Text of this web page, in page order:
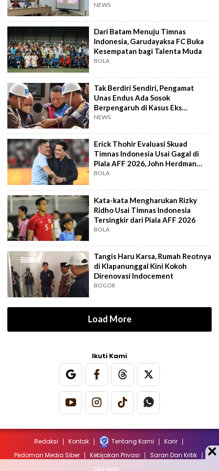
NEWS
Dari Batam Menuju Timnas
Indonesia, Garudayaksa FC Buka
Kesempatan bagi Talenta Muda
BOLA
Tak Berdiri Sendiri, Pengamat
Unas Endus Ada Sosok
Berpengaruh di Kasus Eks
Jampidsus
NEWS
Erick Thohir Evaluasi Skuad
Timnas Indonesia Usai Gagal di
Piala AFF 2026, John Herdman
Out?
BOLA
Kata-kata Mengharukan Rizky
Ridho Usai Timnas Indonesia
Tersingkir dari Piala AFF 2026
BOLA
Tangis Haru Karsa, Rumah Reotnya
di Klapanunggal Kini Kokoh
Direnovasi Indocement
BOGOR
Load More
Ikuti Kami
Redaksi Kontak Tentang Kami
Karir
Pedoman Media Siber
Kebijakan Privasi
Saran Dan Kritik
Site Map